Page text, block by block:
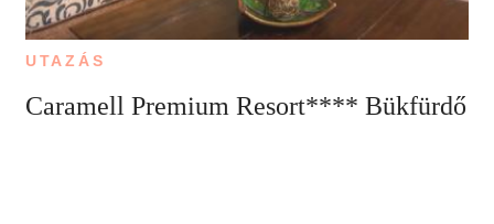
UTAZÁS
Caramell Premium Resort**** Bükfürdő